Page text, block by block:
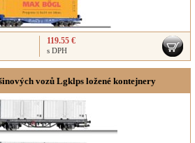
119.55 €
s DPH
vozů Lgklps ložené kontejnery